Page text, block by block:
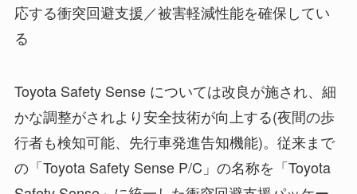
応する衝突回避支援／被害軽減性能を確保してい
る
Toyota Safety Sense については改良が施され、細
かな調整がされより安全技術が向上する(夜間の歩
行者も検知可能、先行車発進告知機能)。従来まで
の「Toyota Safety Sense P/C」の名称を「Toyota